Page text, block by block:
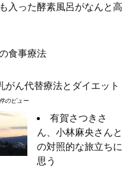
入った酵素風呂がなんと高
食事療法
がん代替療法とダイエット
のビュー
有賀さつきさ
ん、小林麻央さんと
の対照的な旅立ちに
思う